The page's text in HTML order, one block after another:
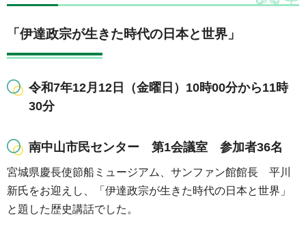
「伊達政宗が生きた時代の日本と世界」
令和7年12月12日（金曜日）10時00分から11時
30分
南中山市民センター 第1会議室 参加者36名
宮城県慶長使節船ミュージアム、サンファン館館長 平川
新氏をお迎えし、「伊達政宗が生きた時代の日本と世界」
と題した歴史講話でした。